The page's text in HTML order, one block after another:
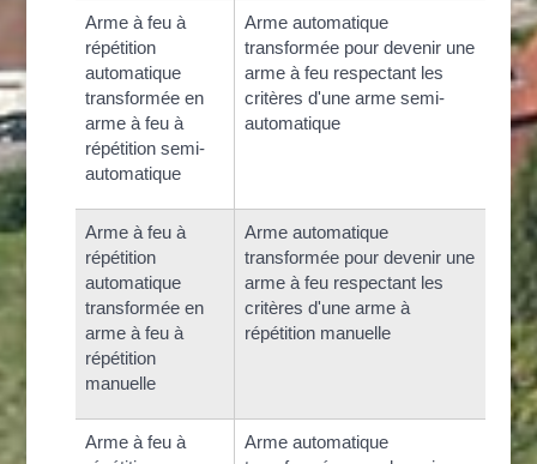
Arme à feu à
répétition
automatique
transformée en
arme à feu à
répétition semi-
automatique
Arme automatique
transformée pour devenir une
arme à feu respectant les
critères d'une arme semi-
automatique
Arme à feu à
répétition
automatique
transformée en
arme à feu à
répétition
manuelle
Arme automatique
transformée pour devenir une
arme à feu respectant les
critères d'une arme à
répétition manuelle
Arme à feu à
Arme automatique